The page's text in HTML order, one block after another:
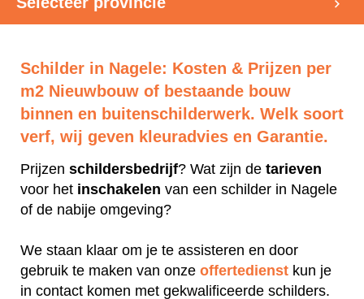
Schilder in Nagele: Kosten & Prijzen per
m2 Nieuwbouw of bestaande bouw
binnen en buitenschilderwerk. Welk soort
verf, wij geven kleuradvies en Garantie.
Prijzen schildersbedrijf? Wat zijn de tarieven
voor het inschakelen van een schilder in Nagele
of de nabije omgeving?
We staan klaar om je te assisteren en door
gebruik te maken van onze offertedienst kun je
in contact komen met gekwalificeerde schilders.